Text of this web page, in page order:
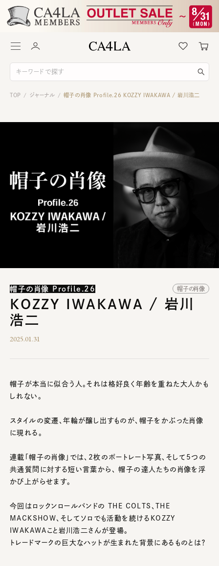
TOP / ジャーナル / 帽子の肖像 Profile.26 KOZZY IWAKAWA / 岩川浩二
帽子の肖像 Profile.26 帽子の肖像
KOZZY IWAKAWA / 岩川
浩二
2025.01.31
帽子が本当に似合う人。それは格好良く年齢を重ねた大人かも
しれない。
スタイルの変遷、年輪が醸し出すものが、帽子をかぶった肖像
に現れる。
連載「帽子の肖像」では、2枚のポートレート写真、そして5つの
共通質問に対する短い言葉から、 帽子の達人たちの肖像を浮
かび上がらせます。
今回はロックンロールバンドの THE COLTS、THE
MACKSHOW、そしてソロでも活動を続けるKOZZY
IWAKAWAこと岩川浩二さんが登場。
トレードマークの巨大なハットが生まれた背景にあるものとは？